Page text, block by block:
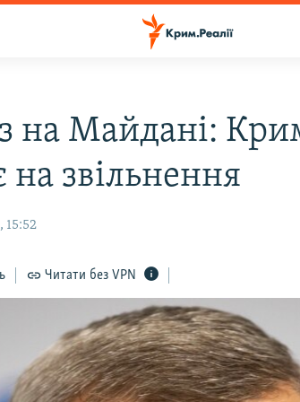
на Майдані:
на звільнення
15:52
Читати без VPN